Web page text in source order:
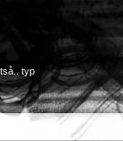
typ